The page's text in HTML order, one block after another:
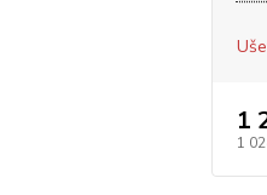
1
1